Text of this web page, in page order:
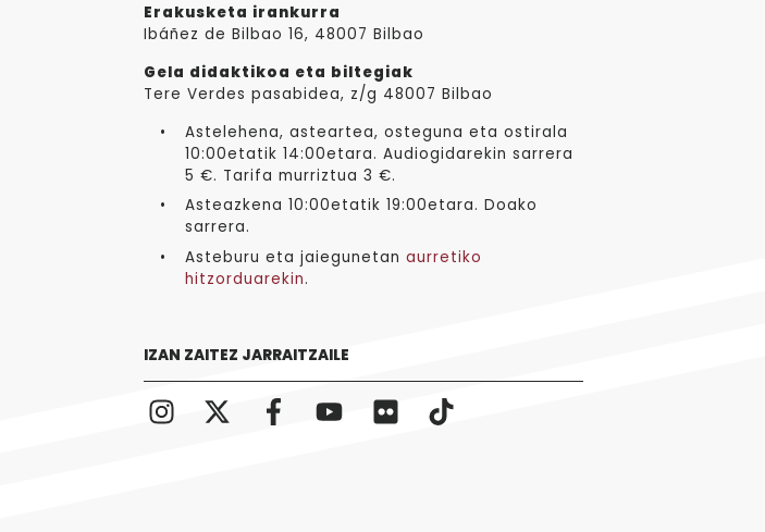
Erakusketa irankurra
Ibáñez de Bilbao 16, 48007 Bilbao
Gela didaktikoa eta biltegiak
Tere Verdes pasabidea, z/g 48007 Bilbao
Astelehena, asteartea, osteguna eta ostirala
10:00etatik 14:00etara. Audiogidarekin sarrera
5 €. Tarifa murriztua 3 €.
Asteazkena 10:00etatik 19:00etara. Doako
sarrera.
Asteburu eta jaiegunetan aurretiko
hitzorduarekin.
IZAN ZAITEZ JARRAITZAILE